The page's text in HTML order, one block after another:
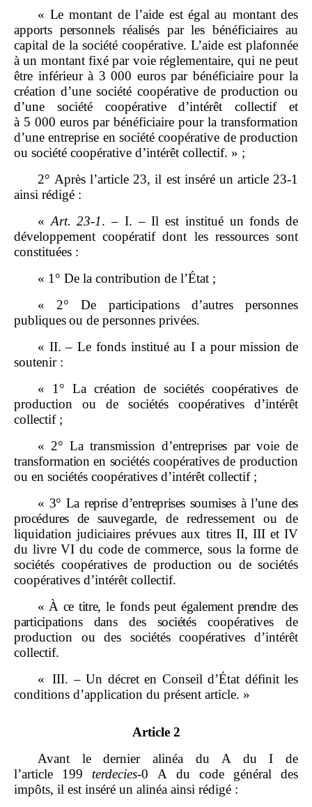
« Le montant de l’aide est égal au montant des
apports personnels réaliséspar les bénéficiaires au
capital de la société coopérative. L’aide est plafonnée
à un montant fixé par voie réglementaire, qui ne peut
être inférieur à 3 000 euros par bénéficiaire pour la
création d’une société coopérative de production ou
d’une société coopérative d’intérêt collectif et
à 5 000 euros par bénéficiaire pour la transformation
d’une entreprise en société coopérative de production
ou société coopérative d’intérêt collectif. » ;
2° Après l’article 23, il est inséré un article 23‑1
ainsi rédigé :
« Art. 23‑1. – I. – Il est institué un fonds de
développement coopératif dont les ressources sont
constituées :
« 1° De la contribution de l’État ;
« 2° De participations d’autres personnes
publiques ou de personnes privées.
« II. – Le fonds institué au I a pour mission de
soutenir :
« 1° La création de sociétés coopératives de
production ou de sociétés coopératives d’intérêt
collectif ;
« 2° La transmission d’entreprises par voie de
transformation en sociétéscoopératives de production
ou en sociétés coopératives d’intérêt collectif ;
« 3° La reprise d’entreprises soumises à l’une des
procédures de sauvegarde, de redressement ou de
liquidation judiciaires prévues aux titres II, III et IV
du livre VI du code de commerce, sous la forme de
sociétés coopératives de production ou de sociétés
coopératives d’intérêt collectif.
« À ce titre, le fondspeut également prendre des
participations dans des sociétéscoopératives de
production ou des sociétés coopératives d’intérêt
collectif.
« III. – Un décret en Conseil d’État définit les
conditions d’application du présent article. »
Article 2
Avant le dernier alinéa du A du I de
l’article 199 terdecies‑0 A du code général des
impôts, il est inséré un alinéa ainsi rédigé :